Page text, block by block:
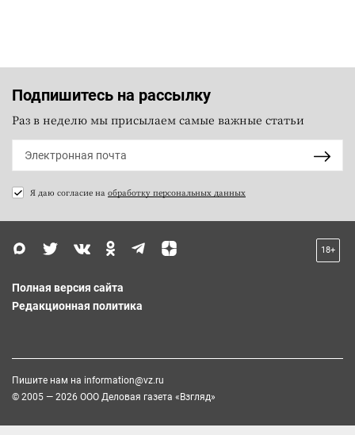
Подпишитесь на рассылку
Раз в неделю мы присылаем самые важные статьи
Я даю согласие на обработку персональных данных
18+
Полная версия сайта
Редакционная политика
Пишите нам на information@vz.ru
© 2005 — 2026 ООО Деловая газета «Взгляд»